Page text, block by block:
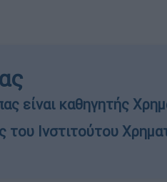
είναι καθηγητής
του Ινστιτούτου